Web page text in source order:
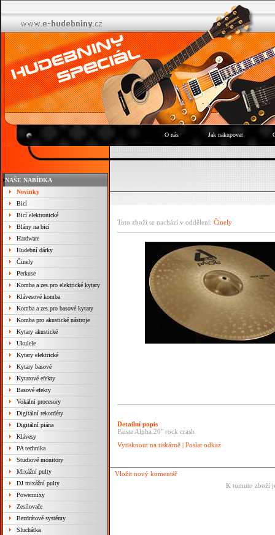
O nás Jak nakupovat
NAŠE NABÍDKA
Novinky
Bicí
Bicí elektronické
Blány na bicí
Hardware
Hudební dárky
Činely
Perkuse
Komba a zes.pro elektrické kytary
Klávesové komba
Komba a zes.pro basové kytary
Komba pro akustické nástroje
Kytary akustické
Ukulele
Kytary elektrické
Kytary basové
Kytarové efekty
Basové efekty
Vokální procesory
Digitální rekordéry
Digitální piána
Klávesy
PA technika
Studiové monitory
Mixážní pulty
DJ mixážní pulty
Powermixy
Zesilovače
Bezdrátové systémy
Sluchátka
Toto zboží se nachází v oddělení: Činely
Detailní popis
Paiste Alpha 20" rock crash
Vytisknout na tiskárně | Poslat odkaz
Vložit nový komentář
K tomuto zboží